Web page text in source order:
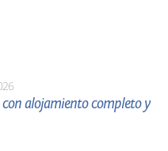
con alojamiento completo y